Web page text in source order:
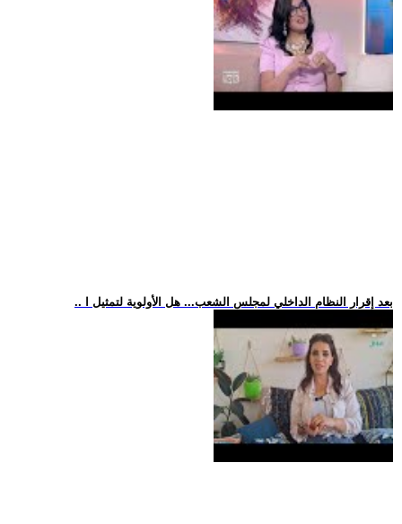
.. بعد إقرار النظام الداخلي لمجلس الشعب... هل الأولوية لتمثيل ا